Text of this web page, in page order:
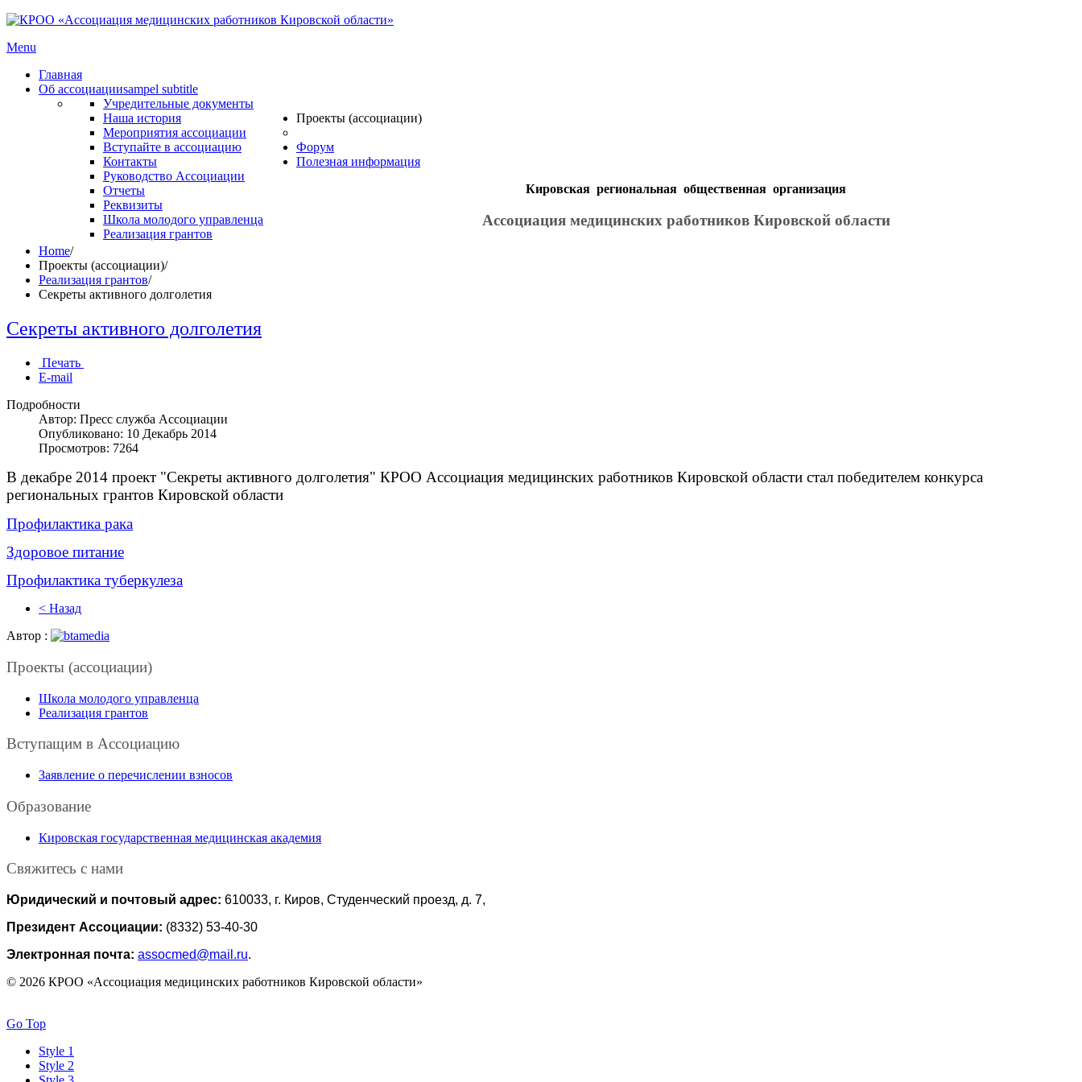
Menu
Главная
Об ассоциацииsampel subtitle
Учредительные документы
Наша история
Мероприятия ассоциации
Вступайте в ассоциацию
Контакты
Руководство Ассоциации
Отчеты
Реквизиты
Проекты (ассоциации)
Школа молодого управленца
Реализация грантов
Форум
Полезная информация
Кировская региональная общественная организация
Ассоциация медицинских работников Кировской области
Home/
Проекты (ассоциации)/
Реализация грантов/
Секреты активного долголетия
Секреты активного долголетия
Печать
E-mail
Подробности
Автор: Пресс служба Ассоциации
Опубликовано: 10 Декабрь 2014
Просмотров: 7264
В декабре 2014 проект "Секреты активного долголетия" КРОО Ассоциация медицинских работников Кировской области стал победителем конкурса
региональных грантов Кировской области
Профилактика рака
Здоровое питание
Профилактика туберкулеза
< Назад
Автор :
Проекты (ассоциации)
Школа молодого управленца
Реализация грантов
Вступащим в Ассоциацию
Заявление о перечислении взносов
Образование
Кировская государственная медицинская академия
Свяжитесь с нами
Юридический и почтовый адрес: 610033, г. Киров, Студенческий проезд, д. 7,
Президент Ассоциации: (8332) 53-40-30
Электронная почта: assocmed@mail.ru.
© 2026 КРОО «Ассоциация медицинских работников Кировской области»
Go Top
Style 1
Style 2